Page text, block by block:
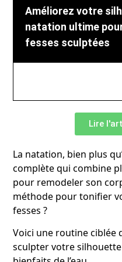
Améliorez votre
natation ultime
fesses sculptées
Lire
La natation, bien plus
complète qui combine
pour remodeler son
méthode pour tonifier
fesses ?
Voici une routine ciblée
sculpter votre